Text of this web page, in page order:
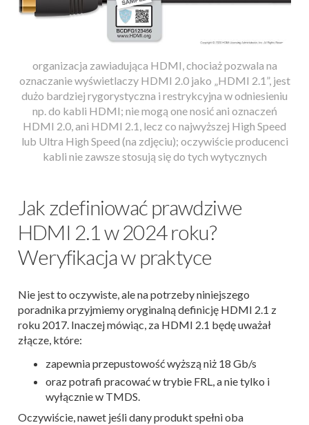
organizacja zawiadująca HDMI, chociaż pozwala na
oznaczanie wyświetlaczy HDMI 2.0 jako „HDMI 2.1”, jest
dużo bardziej rygorystyczna i restrykcyjna w odniesieniu
np. do kabli HDMI; nie mogą one nosić ani oznaczeń
HDMI 2.0, ani HDMI 2.1, lecz co najwyższej High Speed
lub Ultra High Speed (na zdjęciu); oczywiście producenci
kabli nie zawsze stosują się do tych wytycznych
Jak zdefiniować prawdziwe
HDMI 2.1 w 2024 roku?
Weryfikacja w praktyce
Nie jest to oczywiste, ale na potrzeby niniejszego
poradnika przyjmiemy oryginalną definicję HDMI 2.1 z
roku 2017. Inaczej mówiąc, za HDMI 2.1 będę uważał
złącze, które:
zapewnia przepustowość wyższą niż 18 Gb/s
oraz potrafi pracować w trybie FRL, a nie tylko i
wyłącznie w TMDS.
Oczywiście, nawet jeśli dany produkt spełni oba